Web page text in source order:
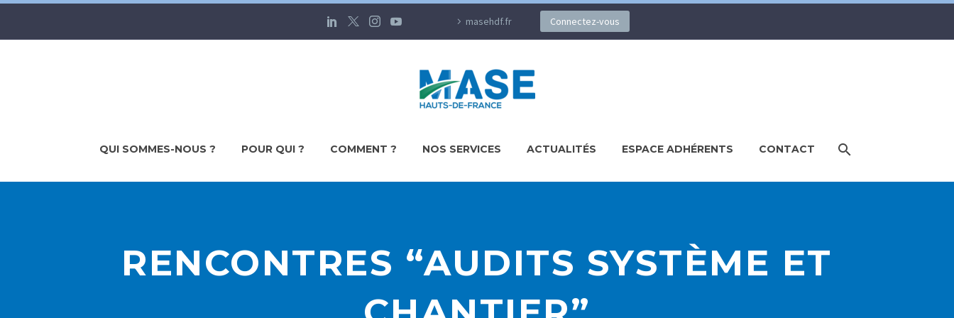
masehdf.fr Connectez-vous
QUI SOMMES-NOUS ? POUR QUI ? COMMENT ? NOS SERVICES ACTUALITÉS ESPACE ADHÉRENTS CONTACT
RENCONTRES “AUDITS SYSTÈME ET